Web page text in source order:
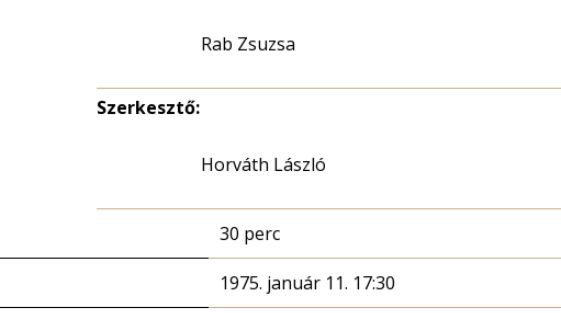
Rab Zsuzsa
Szerkesztő:
Horváth László
30 perc
1975. január 11. 17:30